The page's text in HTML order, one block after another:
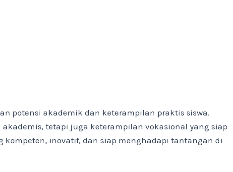
potensi akademik dan keterampilan praktis siswa.
akademis, tetapi juga keterampilan vokasional yang siap
kompeten, inovatif, dan siap menghadapi tantangan di